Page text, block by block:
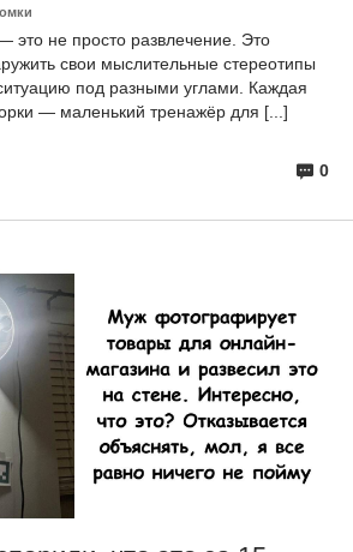
это не просто развлечение. Это
свои мыслительные стереотипы
под разными углами. Каждая
— маленький тренажёр для [...]
0